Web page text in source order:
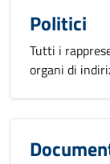
Politici
Tutti i
organi di